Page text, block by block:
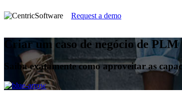
Request a demo
Criar um caso de negócio de
Saiba exatamente como aproveitar as